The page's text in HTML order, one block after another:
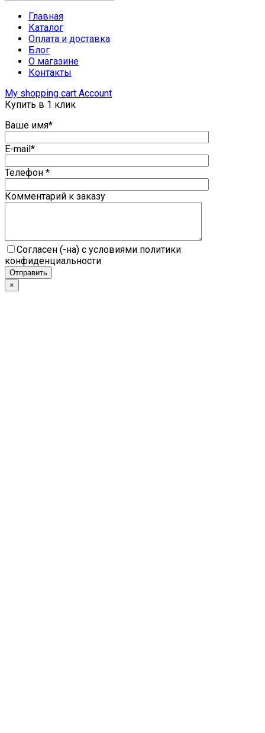
Главная
Каталог
Оплата и доставка
Блог
О магазине
Контакты
My shopping cart Account
Купить в 1 клик
Ваше имя*
E-mail*
Телефон *
Комментарий к заказу
Согласен (-на) с условиями политики
конфиденциальности
×